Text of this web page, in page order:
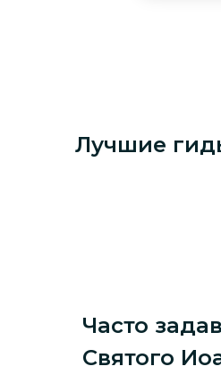
Лучшие
Часто
Святого